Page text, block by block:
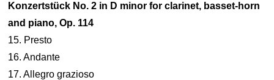
Konzertstück No. 2 in D minor for clarinet, basset-horn
and piano, Op. 114
15. Presto
16. Andante
17. Allegro grazioso